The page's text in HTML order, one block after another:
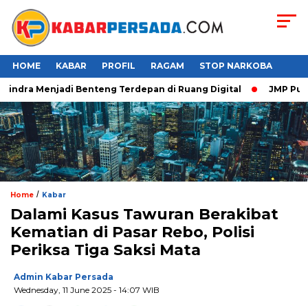
HOME KABAR PROFIL RAGAM STOP NARKOBA
Menjadi Benteng Terdepan di Ruang Digital JMP Puji
Home / Kabar
Dalami Kasus Tawuran Berakibat
Kematian di Pasar Rebo, Polisi
Periksa Tiga Saksi Mata
Admin Kabar Persada
Wednesday, 11 June 2025 - 14:07 WIB